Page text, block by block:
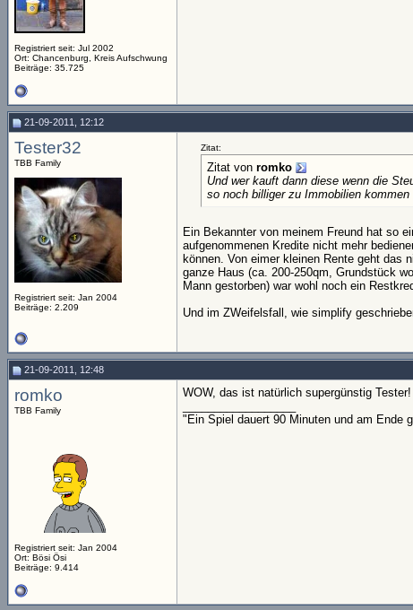
Registriert seit: Jul 2002
Ort: Chancenburg, Kreis Aufschwung
Beiträge: 35.725
21-09-2011, 12:12
Tester32
TBB Family
Registriert seit: Jan 2004
Beiträge: 2.209
Zitat:
Zitat von romko
Und wer kauft dann diese wenn die
so noch billiger zu Immobilien kommen
Ein Bekannter von meinem Freund hat so
aufgenommenen Kredite nicht mehr
können. Von eimer kleinen Rente geht das
ganze Haus (ca. 200-250qm, Grundstück
Mann gestorben) war wohl noch ein
Und im ZWeifelsfall, wie simplify
21-09-2011, 12:48
romko
TBB Family
Registriert seit: Jan 2004
Ort: Bösi Ösi
Beiträge: 9.414
WOW, das ist natürlich supergünstig Tester!
"Ein Spiel dauert 90 Minuten und am Ende